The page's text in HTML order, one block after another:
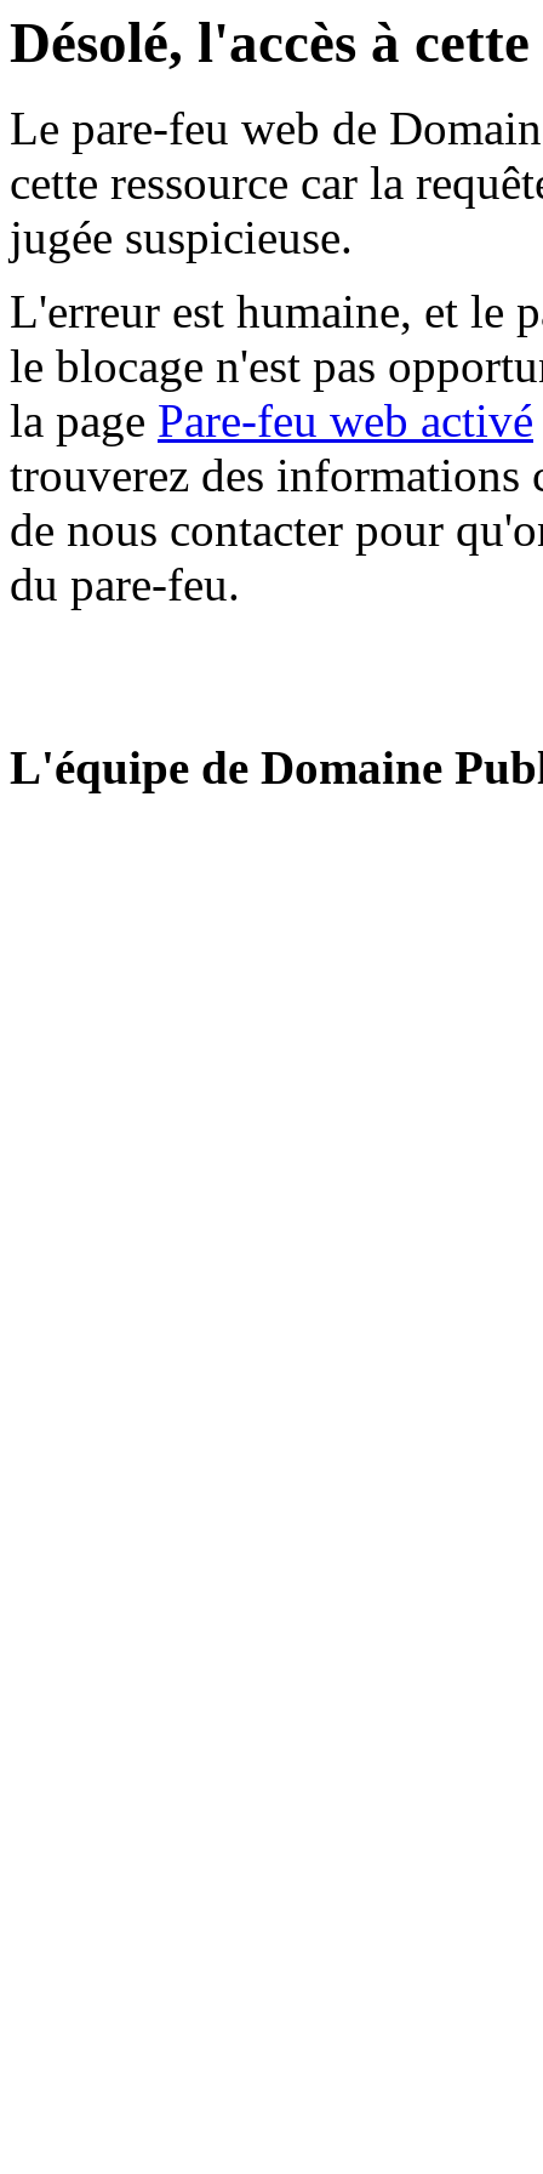
Désolé, l'accès à
Le pare-feu web de
cette ressource car la
jugée suspicieuse.
L'erreur est humaine, et le
le blocage n'est pas
la page Pare-feu web activé
trouverez des informations
de nous contacter pour
du pare-feu.
L'équipe de Domaine